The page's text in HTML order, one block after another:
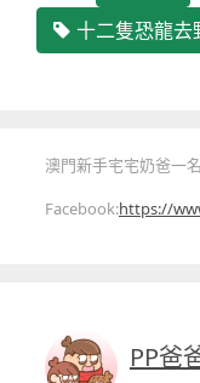
十二隻恐龍去
澳門新手宅宅奶爸一
Facebook:https://
PP爸